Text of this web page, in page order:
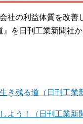
社の利益体質を改
を日刊工業新聞社
残る道（日刊工業
う！（日刊工業新